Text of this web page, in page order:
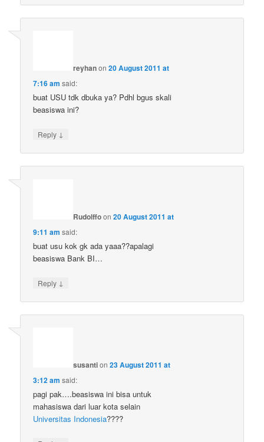
reyhanon20 August 2011 at
7:16 am said:
buat USU tdk dbuka ya? Pdhl bgus skali
beasiswa ini?
Reply ↓
Rudolffoon20 August 2011 at
9:11 am said:
buat usu kok gk ada yaaa??apalagi
beasiswa Bank BI…
Reply ↓
susantion23 August 2011 at
3:12 am said:
pagi pak….beasiswa ini bisa untuk
mahasiswa dari luar kota selain
Universitas Indonesia????